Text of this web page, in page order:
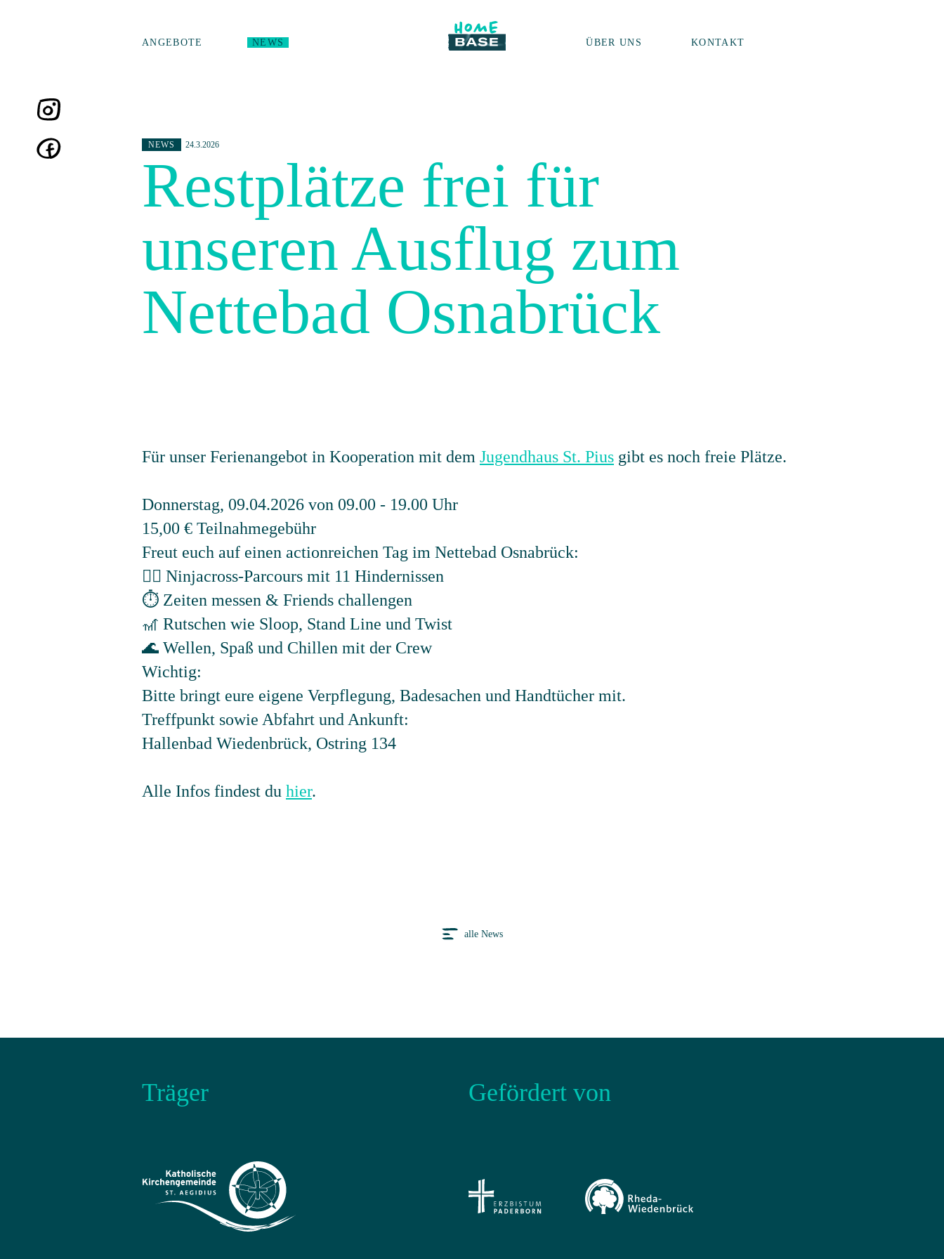
ANGEBOTE NEWS ÜBER UNS KONTAKT
NEWS 24.3.2026
Restplätze frei für
unseren Ausflug zum
Nettebad Osnabrück
Für unser Ferienangebot in Kooperation mit dem Jugendhaus St. Pius gibt es noch freie Plätze.
Donnerstag, 09.04.2026 von 09.00 - 19.00 Uhr
15,00 € Teilnahmegebühr
Freut euch auf einen actionreichen Tag im Nettebad Osnabrück:
🏃‍♂️ Ninjacross-Parcours mit 11 Hindernissen
⏱️ Zeiten messen & Friends challengen
🎢 Rutschen wie Sloop, Stand Line und Twist
🌊 Wellen, Spaß und Chillen mit der Crew
Wichtig:
Bitte bringt eure eigene Verpflegung, Badesachen und Handtücher mit.
Treffpunkt sowie Abfahrt und Ankunft:
Hallenbad Wiedenbrück, Ostring 134
Alle Infos findest du hier.
alle News
Träger Gefördert von